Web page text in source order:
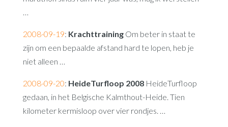
…
2008-09-19: KrachttrainingOm beter in staat te
zijn om een bepaalde afstand hard te lopen, heb je
niet alleen …
2008-09-20: HeideTurfloop 2008HeideTurfloop
gedaan, in het Belgische Kalmthout-Heide. Tien
kilometer kermisloop over vier rondjes. …